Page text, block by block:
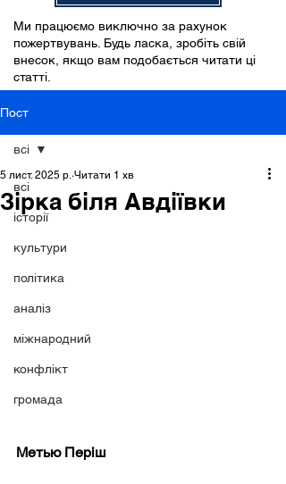
Ми працюємо виключно за рахунок
пожертвувань. Будь ласка, зробіть свій
внесок, якщо вам подобається читати ці
статті.
Пост
всі
історії
культури
політика
аналіз
міжнародний
конфлікт
громада
всі
Зірка біля Авдіївки
5 лист. 2025 р. Читати 1 хв
Метью Періш